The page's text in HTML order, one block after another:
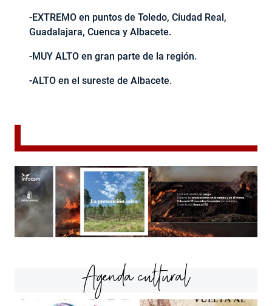
-EXTREMO en puntos de Toledo, Ciudad Real,
Guadalajara, Cuenca y Albacete.
-MUY ALTO en gran parte de la región.
-ALTO en el sureste de Albacete.
Agenda cultural